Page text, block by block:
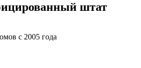
штат
с 2005 года